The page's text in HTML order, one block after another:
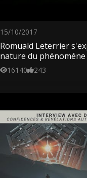
15/10/2017
Romuald Leterrier
nature du
16140 243